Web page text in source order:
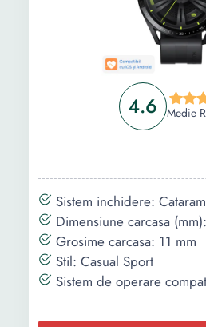
4.6 Medie
Sistem inchidere:
Dimensiune carcasa
Grosime carcasa: 11 mm
Stil: Casual Sport
Sistem de operare